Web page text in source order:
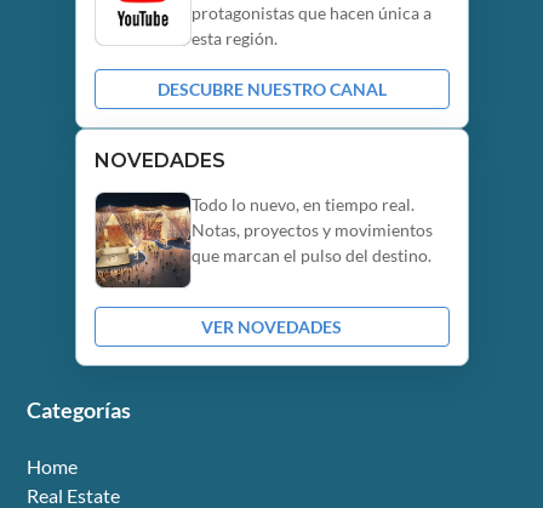
protagonistas que hacen única a
esta región.
DESCUBRE NUESTRO CANAL
NOVEDADES
Todo lo nuevo, en tiempo real.
Notas, proyectos y movimientos
que marcan el pulso del destino.
VER NOVEDADES
Categorías
Home
Real Estate